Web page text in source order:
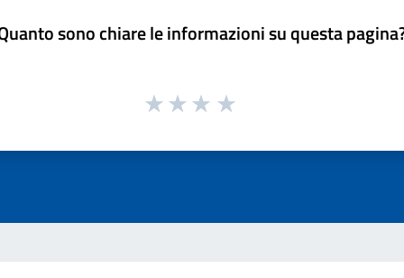
sono chiare le informazioni su questa